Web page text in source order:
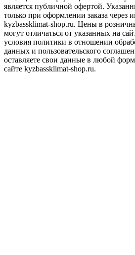
является публичной офертой.
только при оформлении заказа через
kyzbassklimat-shop.ru. Цены в
могут отличаться от указанных на
условия политики в отношении
данных и пользовательского
оставляете свои данные в любой
сайте kyzbassklimat-shop.ru.